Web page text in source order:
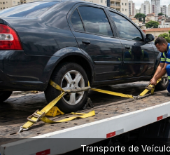
Transporte de